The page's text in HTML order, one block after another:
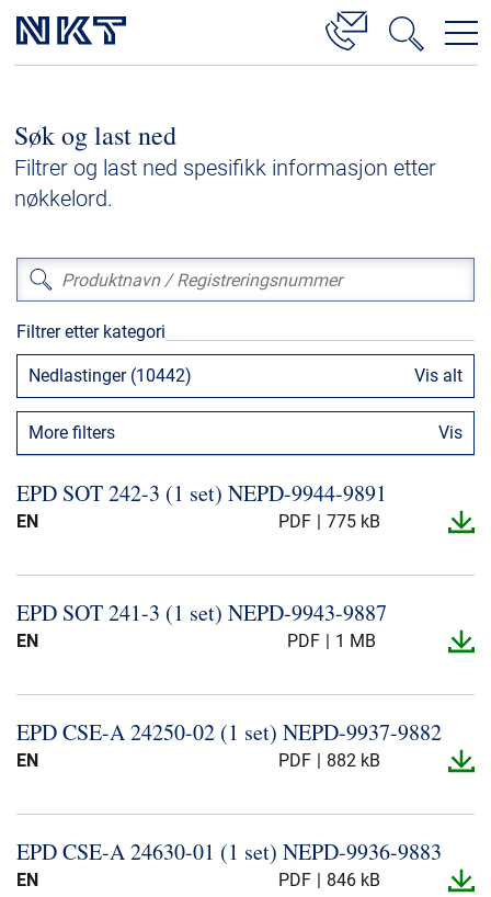
Høyspenningskabelløsninger
Kabelservice
Lavspenning
Høyspenningskabeltilbehør
Mellomspenningskabeltilbehør
Referanser
Nedlastinger
Presse og arrangementer
NKT ved første øyekast
Bærekraft
Søk og last ned
Filtrer og last ned spesifikk informasjon etter
nøkkelord.
Filtrer etter kategori
Nedlastinger (10442) Vis alt
More filters Vis
EPD SOT 242-​3 (1 set) NEPD-​9944-​9891
EN PDF 775 kB
EPD SOT 241-​3 (1 set) NEPD-​9943-​9887
EN PDF 1 MB
EPD CSE-​A 24250-​02 (1 set) NEPD-​9937-​9882
EN PDF 882 kB
EPD CSE-​A 24630-​01 (1 set) NEPD-​9936-​9883
EN PDF 846 kB